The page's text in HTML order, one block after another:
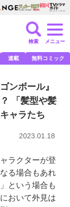
検索 メニュー
連載 無料コミック
ンボール』
「髪型や髪
ャラたち
2023.01.18
ラクターが登
る場合もあれ
という場合も
おいて外見は